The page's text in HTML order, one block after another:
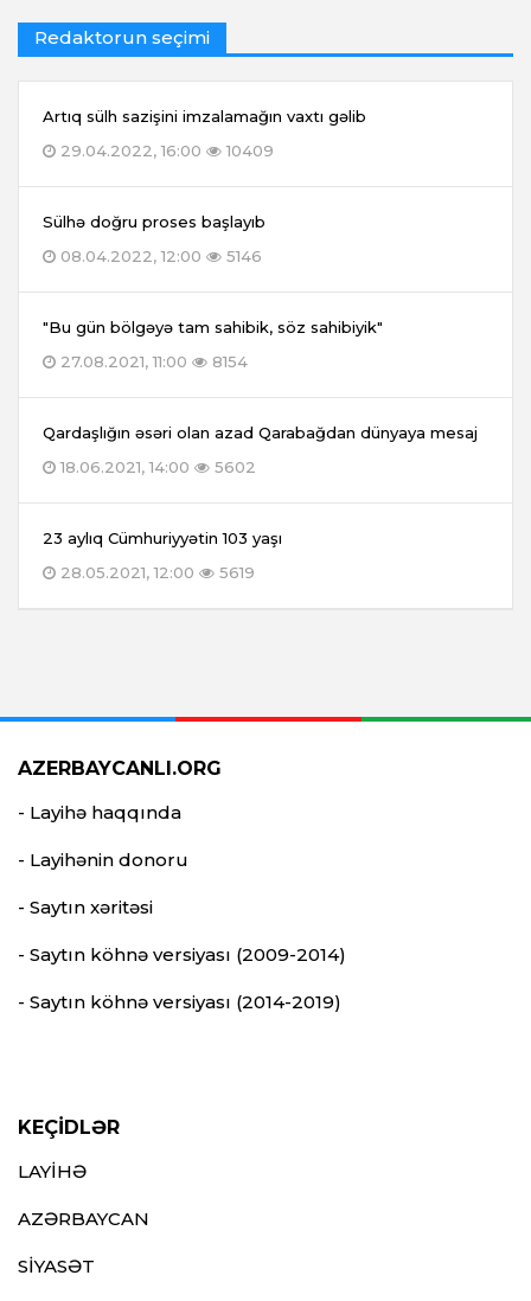
Redaktorun seçimi
Artıq sülh sazişini imzalamağın vaxtı gəlib
29.04.2022, 16:00
10409
Sülhə doğru proses başlayıb
08.04.2022, 12:00
5146
"Bu gün bölgəyə tam sahibik, söz sahibiyik"
27.08.2021, 11:00
8154
Qardaşlığın əsəri olan azad Qarabağdan dünyaya mesaj
18.06.2021, 14:00
5602
23 aylıq Cümhuriyyətin 103 yaşı
28.05.2021, 12:00
5619
AZERBAYCANLI.ORG
- Layihə haqqında
- Layihənin donoru
- Saytın xəritəsi
- Saytın köhnə versiyası (2009-2014)
- Saytın köhnə versiyası (2014-2019)
KEÇİDLƏR
LAYİHƏ
AZƏRBAYCAN
SİYASƏT